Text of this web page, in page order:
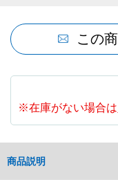
この
※在庫がない場合は
商品説明